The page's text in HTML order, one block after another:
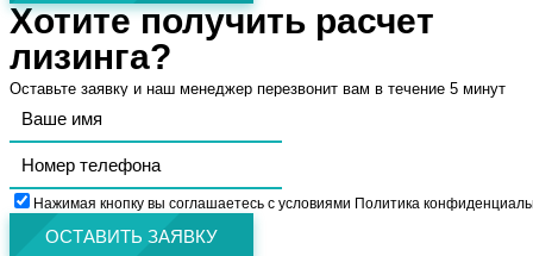
Хотите получить расчет
лизинга?
Оставьте заявку и наш менеджер перезвонит вам в течение 5 минут
Нажимая кнопку вы соглашаетесь с условиями Политика
ОСТАВИТЬ ЗАЯВКУ